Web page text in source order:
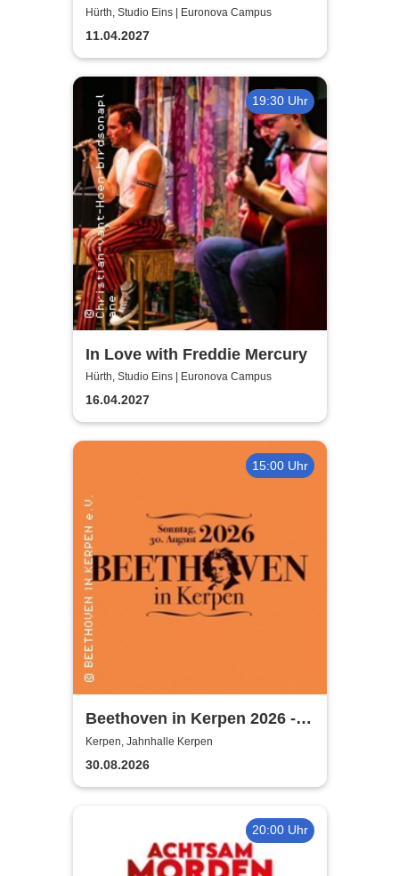
Circus Show
Hürth, Studio Eins | Euronova Campus
11.04.2027
19:30 Uhr
In Love with Freddie Mercury
Hürth, Studio Eins | Euronova Campus
16.04.2027
15:00 Uhr
Beethoven in Kerpen 2026 -
Sommerkonzerte 2026
Kerpen, Jahnhalle Kerpen
30.08.2026
20:00 Uhr